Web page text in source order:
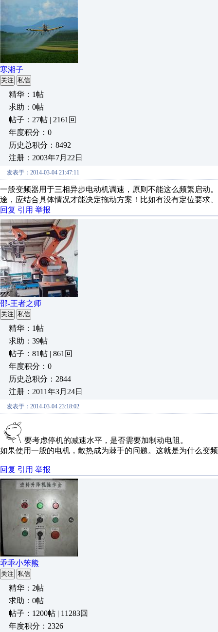
寒湘子
关注 私信
精华：1帖
求助：0帖
帖子：27帖 | 2161回
年度积分：0
历史总积分：8492
注册：2003年7月22日
发表于：2014-03-04 21:47:11
一般变频器用于三相异步电动机调速，原则不能这么频繁启动
途，应结合具体情况才能决定拖动方案！比如有没有定位
回复 引用 举报
邵-王者之师
关注 私信
精华：1帖
求助：39帖
帖子：81帖 | 861回
年度积分：0
历史总积分：2844
注册：2011年3月24日
发表于：2014-03-04 23:18:02
要考虑停机的减速水平，是否需要加制动电阻。
如果使用一般的电机，散热成为棘手的问题。这就是为什么变
回复 引用 举报
乖乖小笨熊
关注 私信
精华：2帖
求助：0帖
帖子：1200帖 | 11283回
年度积分：2326